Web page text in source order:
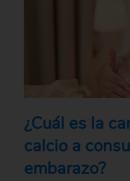
¿Cuál es la
calcio a
embarazo?